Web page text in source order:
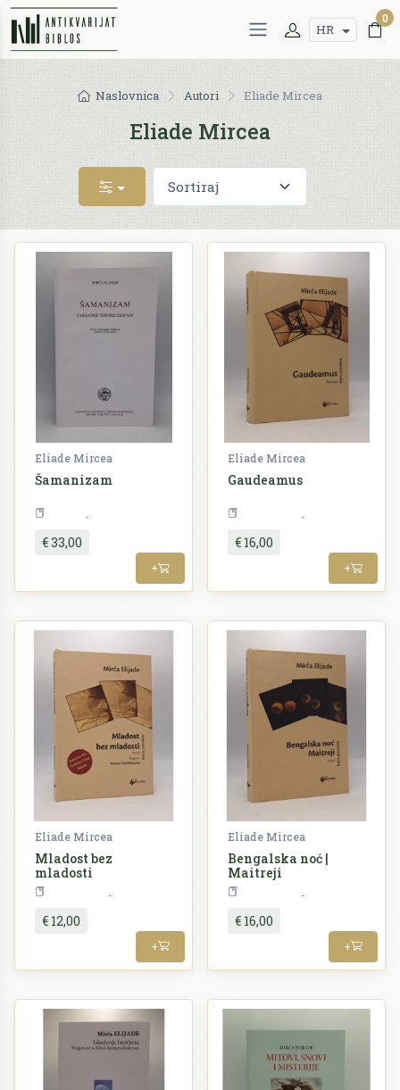
HR
0
Naslovnica Autori Eliade Mircea
Eliade Mircea
Eliade Mircea
Šamanizam
€ 33,00
+
Eliade Mircea
Gaudeamus
€ 16,00
+
Eliade Mircea
Mladost bez
mladosti
€ 12,00
+
Eliade Mircea
Bengalska noć |
Maitreji
€ 16,00
+